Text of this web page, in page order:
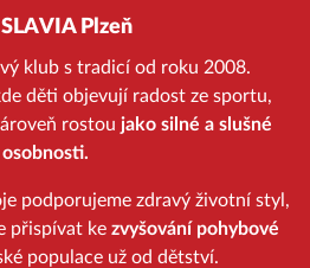
SLAVIA Plzeň
klub s tradicí od roku 2008.
děti objevují radost ze sportu,
rostou jako silné a slušné
osobnosti.
podporujeme zdravý životní styl,
přispívat kezvyšování pohybové
populace už od dětství.